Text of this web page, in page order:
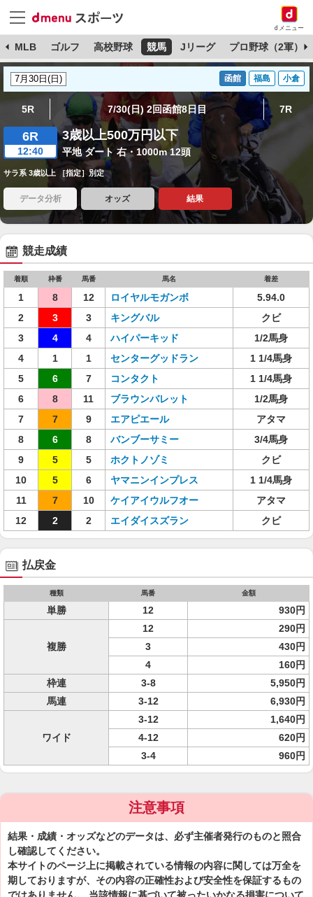
dメニュー
MLB ゴルフ 高校野球 競馬 Jリーグ プロ野球（2軍）
函館 福島 小倉
5R 7/30(日) 2回函館8日目 7R
6R
12:40
3歳以上500万円以下
平地 ダート 右・1000m 12頭
サラ系 3歳以上 ［指定］別定
データ分析 オッズ 結果
競走成績
着順 枠番 馬番 馬名 着差
1 8 12 ロイヤルモガンボ
5.94.0
2
3 3 キングバル
クビ
3
4 4 ハイパーキッド
1/2馬身
4
1 1 センターグッドラン
1 1/4馬身
5
6 7 コンタクト
1 1/4馬身
6
8 11 ブラウンバレット
1/2馬身
7
7 9 エアピエール
アタマ
8
6 8 バンブーサミー
3/4馬身
9
5 5 ホクトノゾミ
クビ
10
5 6 ヤマニンインプレス
1 1/4馬身
11
7 10 ケイアイウルフオー
アタマ
12
2 2 エイダイスズラン クビ
払戻金
種類 馬番 金額
単勝 12 930円
複勝
12
290円
3
430円
4
160円
枠連
3-8
5,950円
馬連
3-12 6,930円
ワイド
3-12
1,640円
4-12
620円
3-4
960円
注意事項
結果・成績・オッズなどのデータは、必ず主催者発行のものと照合
し確認してください。
本サイトのページ上に掲載されている情報の内容に関しては万全を
期しておりますが、その内容の正確性および安全性を保証するもの